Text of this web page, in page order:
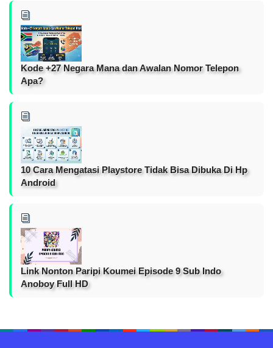
Kode +27 Negara Mana dan Awalan Nomor Telepon
Apa?
10 Cara Mengatasi Playstore Tidak Bisa Dibuka Di Hp
Android
Link Nonton Paripi Koumei Episode 9 Sub Indo
Anoboy Full HD